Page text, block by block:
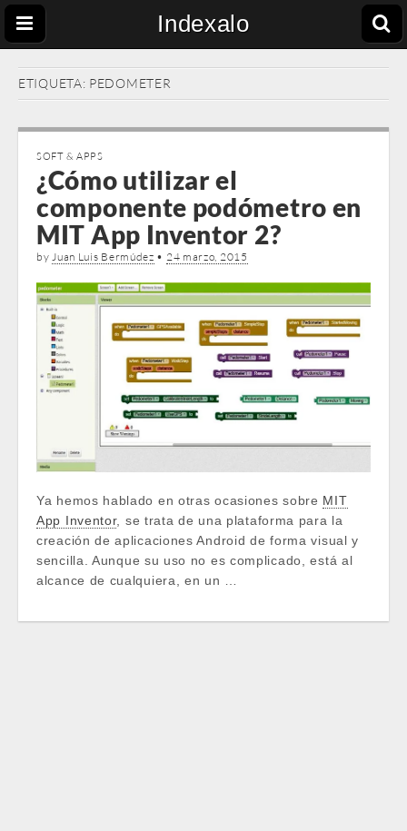
Indexalo
ETIQUETA: PEDOMETER
SOFT & APPS
¿Cómo utilizar el
componente podómetro en
MIT App Inventor 2?
byJuan Luis Bermúdez • 24 marzo, 2015
Ya hemos hablado en otras ocasiones sobre MIT
App Inventor, se trata de una plataforma para la
creación de aplicaciones Android de forma visual y
sencilla. Aunque su uso no es complicado, está al
alcance de cualquiera, en un …